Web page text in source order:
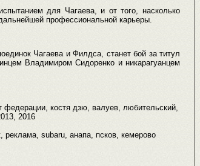
для Чагаева, и от того, насколько
профессиональной карьеры.
Чагаева и Филдса, станет бой за титул
Владимиром Сидоренко и никарагуанцем
федерации, костя дзю, валуев, любительский,
2016
реклама, subaru, анапа, псков, кемерово